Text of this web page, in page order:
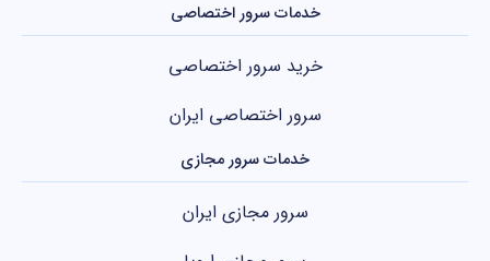
خدمات سرور اختصاصی
خرید سرور اختصاصی
سرور اختصاصی ایران
خدمات سرور مجازی
سرور مجازی ایران